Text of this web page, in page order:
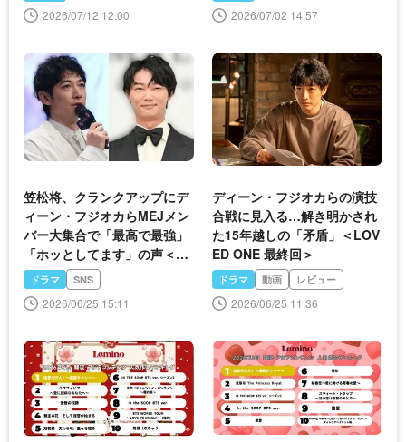
2026/07/12 12:00 2026/07/02 14:57
笠松将、クランクアップにデ
ィーン・フジオカらMEJメン
バー大集合で「最高で最強」
「ホッとしてます」の声＜L
OVED ONE＞
ドラマ SNS
2026/06/25 15:11
ディーン・フジオカらの演技
合戦に見入る…解き明かされ
た15年越しの「矛盾」＜LOV
ED ONE 最終回＞
ドラマ 動画 レビュー
2026/06/25 11:36